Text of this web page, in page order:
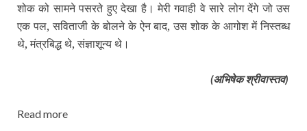
शोक को सामने पसरते हुए देखा है। मेरी गवाही वे सारे लोग देंगे जो उस
एक पल, सविताजी के बोलने के ऐन बाद, उस शोक के आगोश में निस्‍तब्‍ध
थे, मंत्रबिद्ध थे, संज्ञाशून्‍य थे।
(अभिषेक श्रीवास्‍तव)
Read more